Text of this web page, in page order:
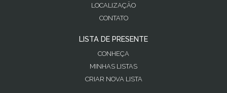
LOCALIZAÇÃO
CONTATO
LISTA DE PRESENTE
CONHEÇA
MINHAS LISTAS
CRIAR NOVA LISTA